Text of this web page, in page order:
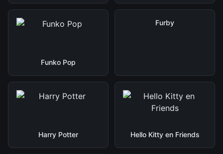
Funko Pop
Furby
Harry Potter Hello Kitty en Friends